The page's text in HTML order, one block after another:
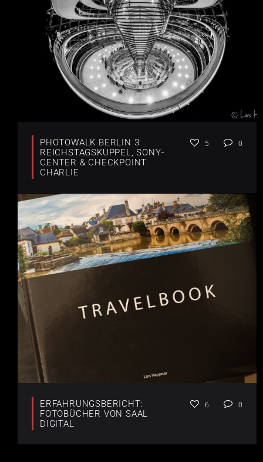
PHOTOWALK BERLIN 3:
REICHSTAGSKUPPEL, SONY-
CENTER & CHECKPOINT
CHARLIE
5 0
ERFAHRUNGSBERICHT:
FOTOBÜCHER VON SAAL
DIGITAL
6 0